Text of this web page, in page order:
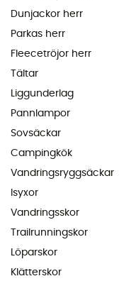
Dunjackor herr
Parkas herr
Fleecetröjor herr
Tältar
Liggunderlag
Pannlampor
Sovsäckar
Campingkök
Vandringsryggsäckar
Isyxor
Vandringsskor
Trailrunningskor
Löparskor
Klätterskor